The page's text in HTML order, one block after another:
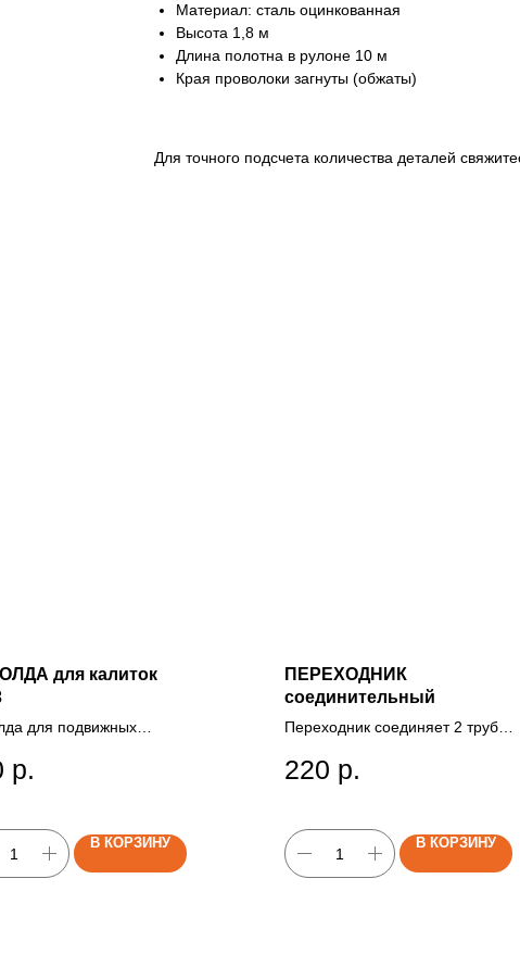
Материал: сталь оцинкованная
Высота 1,8 м
Длина полотна в рулоне 10 м
Края проволоки загнуты (обжаты)
Для точного подсчета количества деталей
для калиток
для подвижных
монтируется на опорный
р.
В КОРЗИНУ
ПЕРЕХОДНИК
соединительный
Переходник соединяет 2 трубы
одинаковыми концами,
выполнен из стали с
220 р.
В КОРЗИНУ